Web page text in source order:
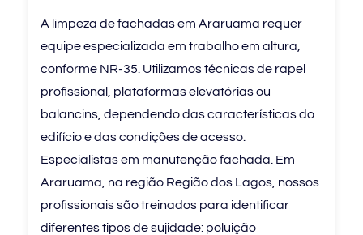
A limpeza de fachadas em Araruama requer
equipe especializada em trabalho em altura,
conforme NR-35. Utilizamos técnicas de rapel
profissional, plataformas elevatórias ou
balancins, dependendo das características do
edifício e das condições de acesso.
Especialistas em manutenção fachada. Em
Araruama, na região Região dos Lagos, nossos
profissionais são treinados para identificar
diferentes tipos de sujidade: poluição